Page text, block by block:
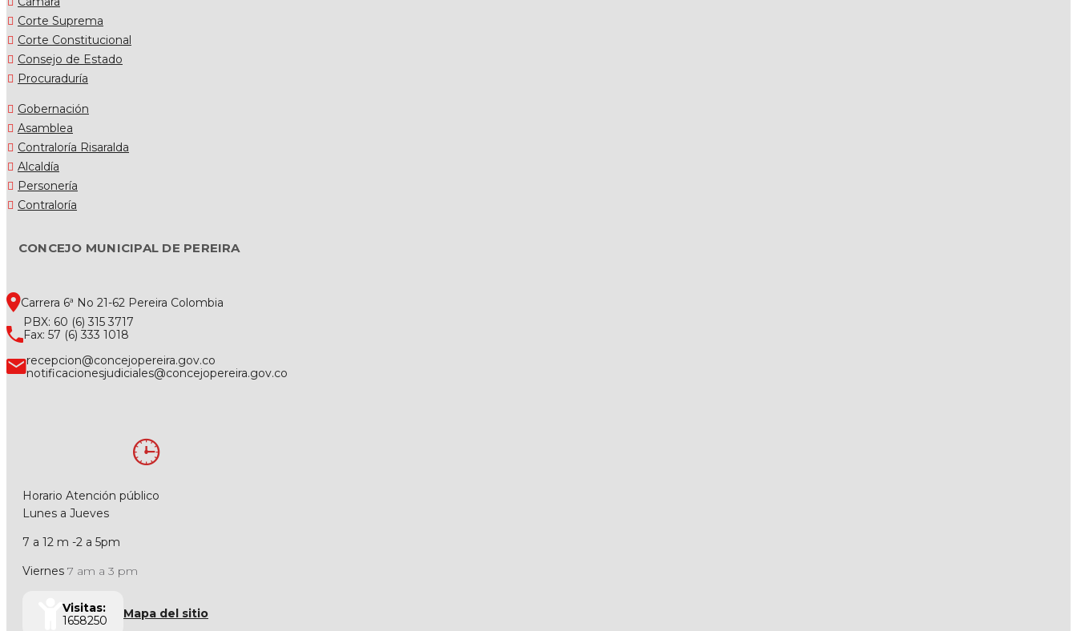
Corte Suprema
Corte Constitucional
Consejo de Estado
Procuraduría
Gobernación
Asamblea
Contraloría Risaralda
Alcaldía
Personería
Contraloría
CONCEJO MUNICIPAL DE PEREIRA
Carrera 6ª No 21-62 Pereira Colombia
PBX: 60 (6) 315 3717
Fax: 57 (6) 333 1018
recepcion@concejopereira.gov.co
notificacionesjudiciales@concejopereira.gov.co
Horario Atención público
Lunes a Jueves
7 a 12 m -2 a 5pm
Viernes 7 am a 3 pm
Visitas:
1658250
Mapa del sitio